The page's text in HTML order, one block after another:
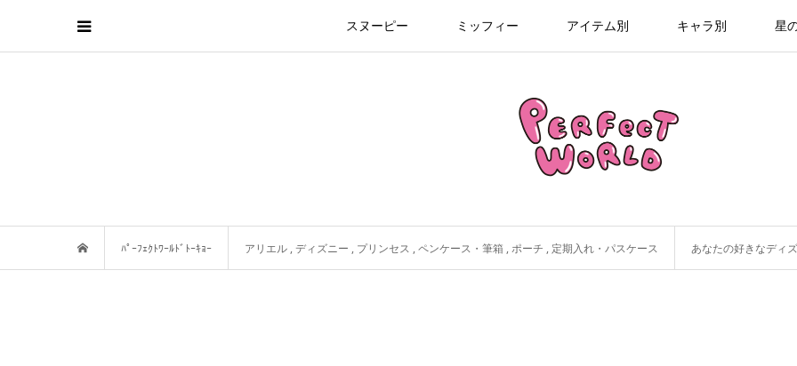
スヌーピー ミッフィー アイテム別 キャラ別 星
ﾊﾟｰﾌｪｸﾄﾜｰﾙﾄﾞﾄｰｷｮｰ アリエル ,ディズニー , プリンセス ,ペンケース・筆箱 ,ポーチ , 定期入れ・パスケース あなたの好きなディズニ